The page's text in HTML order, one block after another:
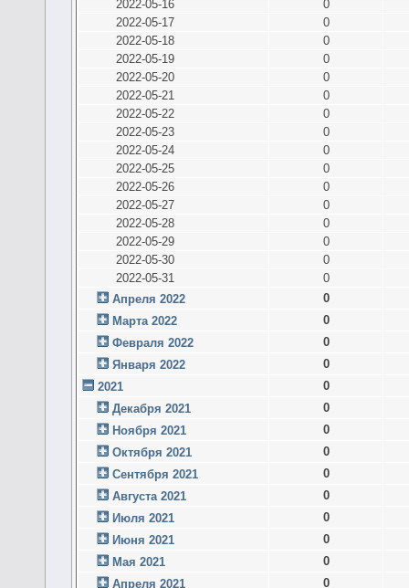
2022-05-16
0
2022-05-17
0
2022-05-18
0
2022-05-19
0
2022-05-20
0
2022-05-21
0
2022-05-22
0
2022-05-23
0
2022-05-24
0
2022-05-25
0
2022-05-26
0
2022-05-27
0
2022-05-28
0
2022-05-29
0
2022-05-30
0
2022-05-31
0
Апреля 2022
0
Марта 2022
0
Февраля 2022
0
Января 2022
0
2021
0
Декабря 2021
0
Ноября 2021
0
Октября 2021
0
Сентября 2021
0
Августа 2021
0
Июля 2021
0
Июня 2021
0
Мая 2021
0
Апреля 2021
0